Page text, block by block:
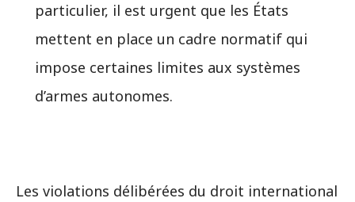
particulier, il est urgent que les États
mettent en place un cadre normatif qui
impose certaines limites aux systèmes
d’armes autonomes.
Les violations délibérées du droit international